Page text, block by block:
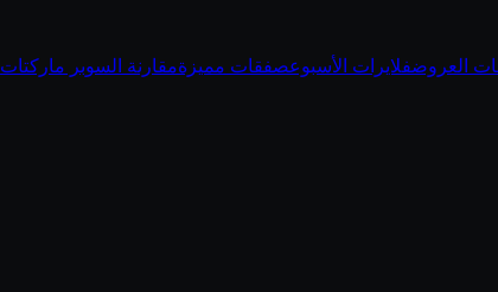
العروضفلايرات الأسبوعصفقات مميزةمقارنة السوبر ماركتات